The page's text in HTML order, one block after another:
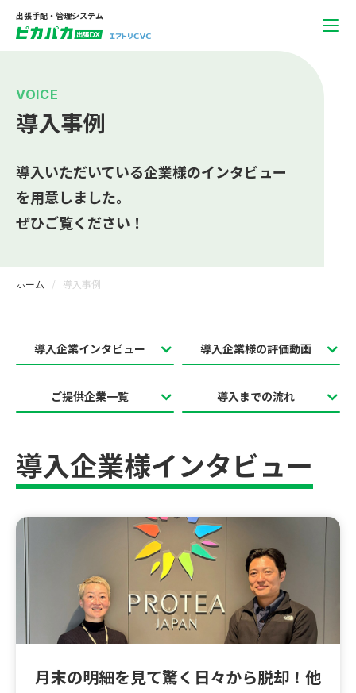
出張手配・管理システム
VOICE
導入事例
導入いただいている企業様のインタビュー
を用意しました。
ぜひご覧ください！
ホーム 導入事例
導入企業インタビュー 導入企業様の評価動画
ご提供企業一覧 導入までの流れ
導入企業様インタビュー
月末の明細を見て驚く日々から脱却！他